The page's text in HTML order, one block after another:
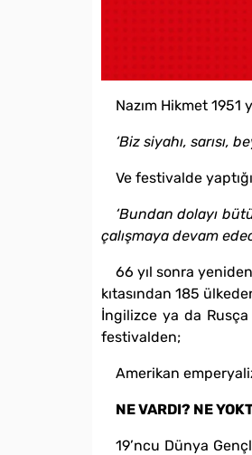
Nazım Hikmet
‘Biz siyahı, sarısı,
Ve festivalde
‘Bundan dolayı
çalışmaya devam
66 yıl sonra
kıtasından 185
İngilizce ya da Rusça
festivalden;
Amerikan
NE VARDI? NE
19’ncu Dünya